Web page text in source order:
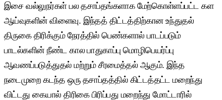
இசை வல்லுநர்கள் பல தசாப்தங்களாக மேற்கொள்ளப்பட்ட கள
ஆய்வுகளின் விளைவு. இந்தத் திட்டத்திற்கான உந்துதல்
திருகை திரிக்கும் நேரத்தில் பெண்களால் பாடப்படும்
பாடல்களின் நீண்ட கால பாதுகாப்பு மொழிபெயர்ப்பு
ஆவணப்படுத்துதல் மற்றும் சீரமைத்தல் ஆகும். இந்த
நடைமுறை கடந்த ஒரு தசாப்தத்தில் கிட்டத்தட்ட மறைந்து
விட்டது கையால் திரிகை பிரிப்பது மறைந்து மோட்டாரில்